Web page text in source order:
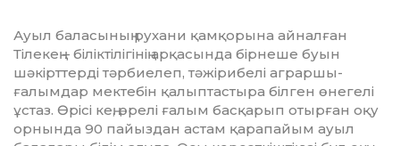
Ауыл баласының рухани қамқорына ай­налған
Тілекең – біліктілігінің ар­қа­сын­да бірнеше буын
шәкірттерді тәр­бие­леп, тәжірибелі аграршы-
ғалымдар мек­те­бін қалыптастыра білген өнегелі
ұстаз. Өрісі кең, өрелі ғалым басқарып отырған оқу
орнында 90 пайыздан астам қара­пайым ауыл